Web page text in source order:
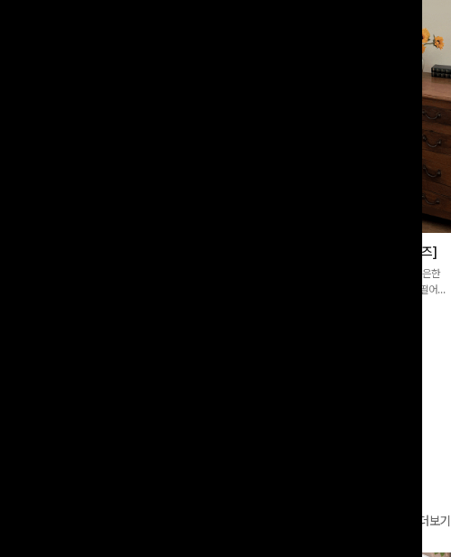
쿨링버튼 8부와이드팬츠[FREE,L사이즈]
[바스락소재💙/8부기장]사이드 버튼 디테일이 은은한
포인트가 되어주는 와이드 팬츠입니다. 여유롭게 떨어지
더보기